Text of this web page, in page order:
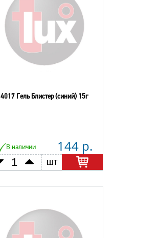
4017 Гель Блистер (синий) 15г
В наличии 144 р.
шт